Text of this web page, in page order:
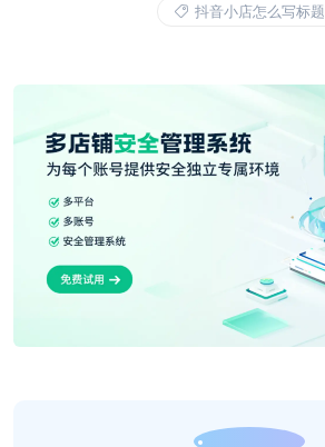
抖音小店怎么写标题